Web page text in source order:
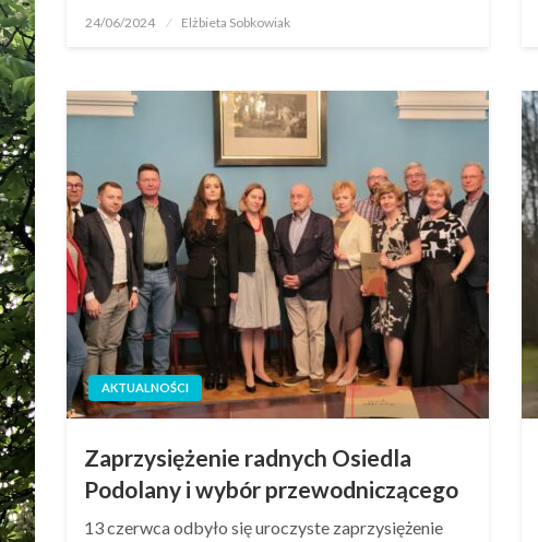
24/06/2024 Elżbieta Sobkowiak
AKTUALNOŚCI
Zaprzysiężenie radnych Osiedla
Podolany i wybór przewodniczącego
13 czerwca odbyło się uroczyste zaprzysiężenie